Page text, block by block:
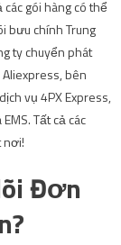
gói hàng có thể
bưu chính Trung
ty chuyển phát
bên
vụ 4PX Express,
Tất cả các
nơi!
Đơn